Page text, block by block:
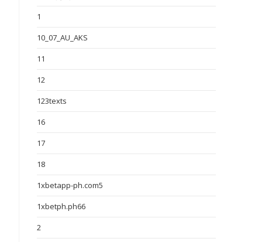
1
10_07_AU_AKS
11
12
123texts
16
17
18
1xbetapp-ph.com5
1xbetph.ph66
2